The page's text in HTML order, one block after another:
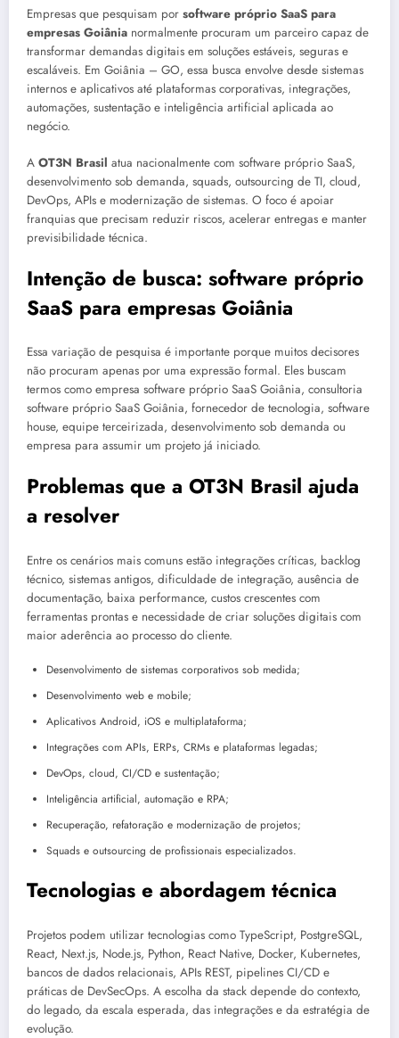
Empresas que pesquisam por software próprio SaaS para
empresas Goiânia normalmente procuram um parceiro capaz de
transformar demandas digitais em soluções estáveis, seguras e
escaláveis. Em Goiânia – GO, essa busca envolve desde sistemas
internos e aplicativos até plataformas corporativas, integrações,
automações, sustentação e inteligência artificial aplicada ao
negócio.
A OT3N Brasil atua nacionalmente com software próprio SaaS,
desenvolvimento sob demanda, squads, outsourcing de TI, cloud,
DevOps, APIs e modernização de sistemas. O foco é apoiar
franquias que precisam reduzir riscos, acelerar entregas e manter
previsibilidade técnica.
Intenção de busca: software próprio
SaaS para empresas Goiânia
Essa variação de pesquisa é importante porque muitos decisores
não procuram apenas por uma expressão formal. Eles buscam
termos como empresa software próprio SaaS Goiânia, consultoria
software próprio SaaS Goiânia, fornecedor de tecnologia, software
house, equipe terceirizada, desenvolvimento sob demanda ou
empresa para assumir um projeto já iniciado.
Problemas que a OT3N Brasil ajuda
a resolver
Entre os cenários mais comuns estão integrações críticas, backlog
técnico, sistemas antigos, dificuldade de integração, ausência de
documentação, baixa performance, custos crescentes com
ferramentas prontas e necessidade de criar soluções digitais com
maior aderência ao processo do cliente.
Desenvolvimento de sistemas corporativos sob medida;
Desenvolvimento web e mobile;
Aplicativos Android, iOS e multiplataforma;
Integrações com APIs, ERPs, CRMs e plataformas legadas;
DevOps, cloud, CI/CD e sustentação;
Inteligência artificial, automação e RPA;
Recuperação, refatoração e modernização de projetos;
Squads e outsourcing de profissionais especializados.
Tecnologias e abordagem técnica
Projetos podem utilizar tecnologias como TypeScript, PostgreSQL,
React, Next.js, Node.js, Python, React Native, Docker, Kubernetes,
bancos de dados relacionais, APIs REST, pipelines CI/CD e
práticas de DevSecOps. A escolha da stack depende do contexto,
do legado, da escala esperada, das integrações e da estratégia de
evolução.